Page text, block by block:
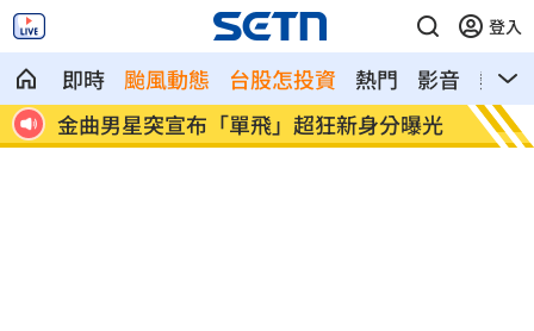
登入
即時 颱風動態 台股怎投資 熱門 影音
熱搜
光
是否對饒慶鈴開罰？陸委會表態了
Mina
舉